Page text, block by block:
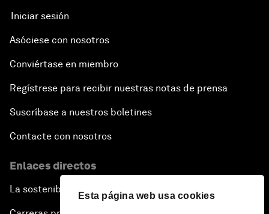
Esta página web usa cookies
Iniciar sesión
Asóciese con nosotros
Conviértase en miembro
Regístrese para recibir nuestras notas de prensa
Suscríbase a nuestros boletines
Contacte con nosotros
Enlaces directos
La sostenibilidad en el Foro